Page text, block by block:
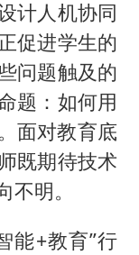
计人机协同
促进学生的
问题触及的
题：如何用
面对教育底
既期待技术
明。
能+教育”行